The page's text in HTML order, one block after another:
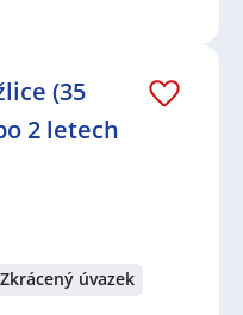
(35
2 letech
Zkrácený úvazek